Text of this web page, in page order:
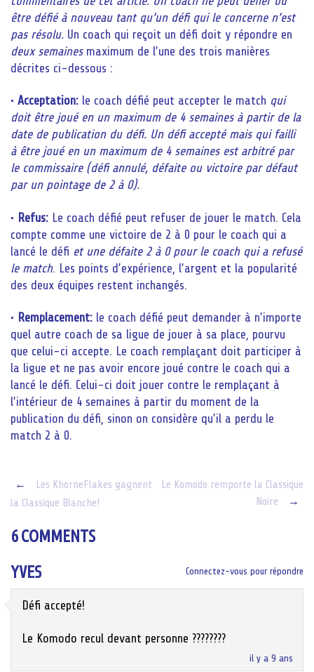
être défié à nouveau tant qu’un défi qui le concerne n’est
pas résolu. Un coach qui reçoit un défi doit y répondre en
deux semainesmaximum de l’une des trois manières
décrites ci-dessous :
• Acceptation: le coach défié peut accepter le match qui
doit être joué en un maximum de 4 semaines à partir de la
date de publication du défi. Un défi accepté mais qui failli
à être joué en un maximum de 4 semaines est arbitré par
le commissaire (défi annulé, défaite ou victoire par défaut
par un pointage de 2 à 0).
• Refus: Le coach défié peut refuser de jouer le match. Cela
compte comme une victoire de 2 à 0 pour le coach qui a
lancé le défi et une défaite 2 à 0 pour le coach qui a refusé
le match. Les points d’expérience, l’argent et la popularité
des deux équipes restent inchangés.
• Remplacement: le coach défié peut demander à n’importe
quel autre coach de sa ligue de jouer à sa place, pourvu
que celui-ci accepte. Le coach remplaçant doit participer à
la ligue et ne pas avoir encore joué contre le coach qui a
lancé le défi. Celui-ci doit jouer contre le remplaçant à
l’intérieur de 4 semaines à partir du moment de la
publication du défi, sinon on considère qu’il a perdu le
match 2 à 0.
Post
←
Les KhorneFlakes gagnent
la Classique Blanche!
Le Komodo remporte la Classique
Noire
→
6 COMMENTS
YVES
il y a 9 ans
Défi accepté!
Le Komodo recul devant personne ????????
Connectez-vous pour répondre